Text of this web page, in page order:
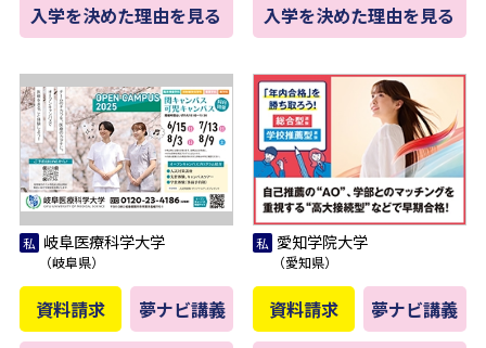
入学を決めた理由を見る 入学を決めた理由を見る
岐阜医療科学大学
（岐阜県）
資料請求 夢ナビ講義
愛知学院大学
（愛知県）
資料請求 夢ナビ講義